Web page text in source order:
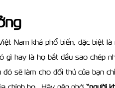
Nam khá phổ biến, đặc biệt là
hay là họ bắt đầu sao chép
sẽ làm cho đối thủ của bạn